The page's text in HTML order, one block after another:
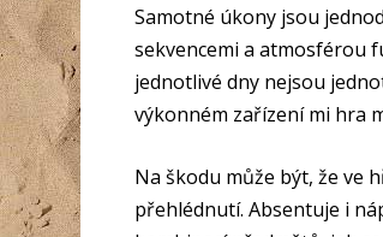
Samotné úkony jsou
sekvencemi a atmosférou
jednotlivé dny nejsou
výkonném zařízení mi hra
Na škodu může být, že ve
přehlédnutí. Absentuje i